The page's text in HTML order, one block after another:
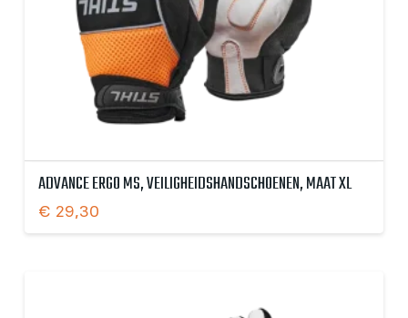
ADVANCE ERGO MS, VEILIGHEIDSHANDSCHOENEN, MAAT XL
€ 29,30